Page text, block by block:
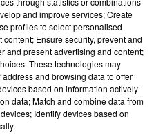
and improve services; Create
profiles to select personalised
Ensure security, prevent and
and present advertising and content;
These technologies may
and browsing data to offer
based on information actively
data; Match and combine data from
Identify devices based on